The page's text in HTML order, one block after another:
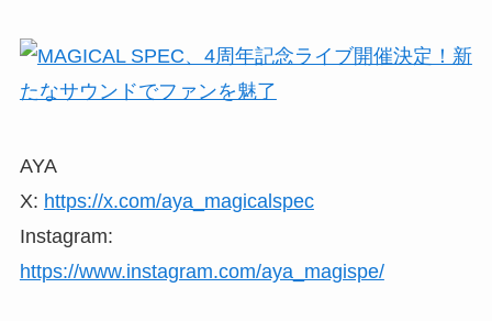
AYA
X: https://x.com/aya_magicalspec
Instagram:
https://www.instagram.com/aya_magispe/